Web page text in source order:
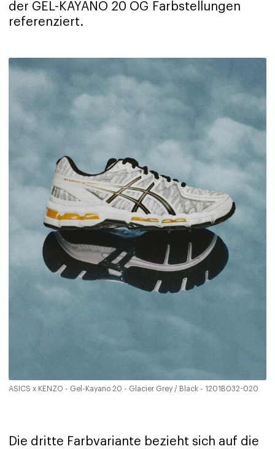
der GEL-KAYANO 20 OG Farbstellungen
referenziert.
ASICS x KENZO - Gel-Kayano 20 - Glacier Grey / Black - 1201B032-020
Die dritte Farbvariante bezieht sich auf die